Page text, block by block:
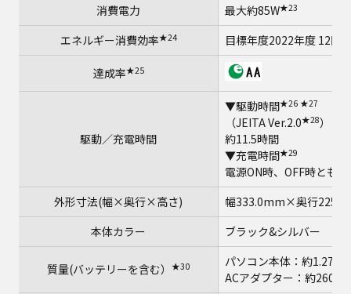
消費電力
最大約85W★23
エネルギー消費効率★24 目標年度2022年度 12区
達成率★25
駆動／充電時間
▼駆動時間★26 ★27
（JEITA Ver.2.0★28）
約11.5時間
▼充電時間★29
電源ON時、OFF時とも
外形寸法(幅×奥行×高さ)
幅333.0mm×奥行
本体カラー
ブラック&シルバー
質量(バッテリーを含む） ★30
パソコン本体：約
ACアダプター：約260g